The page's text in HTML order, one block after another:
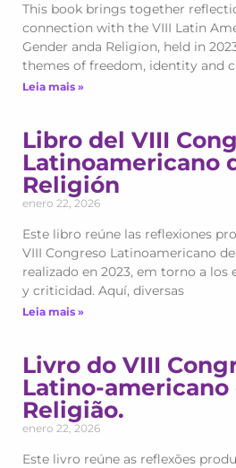
This book brings together
connection with the VIII Latin
Gender anda Religion, held in
themes of freedom, identity and
Leia mais »
Libro del VIII
Latinoamericano
Religión
enero 22, 2026
Este libro reúne las reflexiones
VIII Congreso Latinoamericano
realizado en 2023, em torno a los
y criticidad. Aquí, diversas
Leia mais »
Livro do VIII
Latino-americano
Religião.
enero 22, 2026
Este livro reúne as reflexões